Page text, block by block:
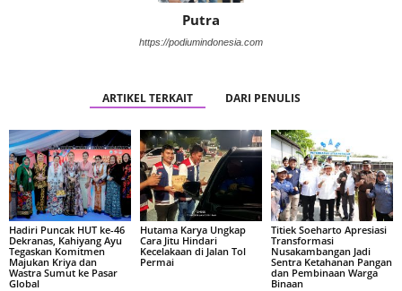
Putra
https://podiumindonesia.com
ARTIKEL TERKAIT DARI PENULIS
Hadiri Puncak HUT ke-46
Dekranas, Kahiyang Ayu
Tegaskan Komitmen
Majukan Kriya dan
Wastra Sumut ke Pasar
Global
Hutama Karya Ungkap
Cara Jitu Hindari
Kecelakaan di Jalan Tol
Permai
Titiek Soeharto Apresiasi
Transformasi
Nusakambangan Jadi
Sentra Ketahanan Pangan
dan Pembinaan Warga
Binaan